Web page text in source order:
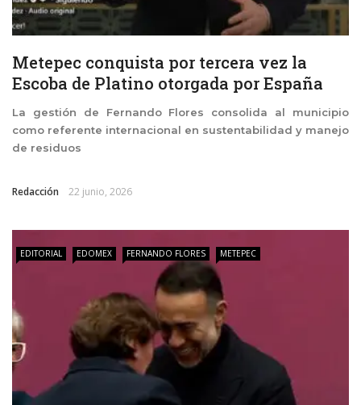
Metepec conquista por tercera vez la
Escoba de Platino otorgada por España
La gestión de Fernando Flores consolida al municipio
como referente internacional en sustentabilidad y manejo
de residuos
Redacción 22 junio, 2026
EDITORIAL EDOMEX FERNANDO FLORES METEPEC